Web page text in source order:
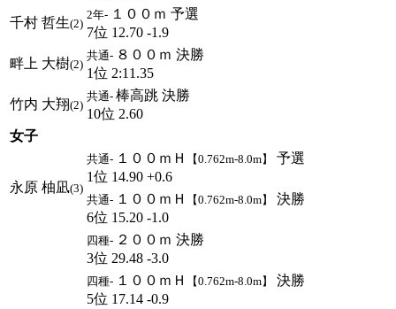
千村 哲生(2)
2年- １００ｍ 予選
7位 12.70 -1.9
畔上 大樹(2)
共通- ８００ｍ 決勝
1位 2:11.35
竹内 大翔(2)
共通- 棒高跳 決勝
10位 2.60
女子
永原 柚凪(3)
共通- １００ｍＨ 【0.762m-8.0m】
予選
1位 14.90 +0.6
共通- １００ｍＨ 【0.762m-8.0m】
決勝
6位 15.20 -1.0
四種- ２００ｍ 決勝
3位 29.48 -3.0
四種- １００ｍＨ 【0.762m-8.0m】
決勝
5位 17.14 -0.9